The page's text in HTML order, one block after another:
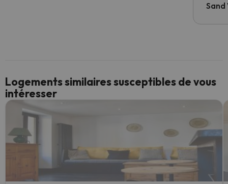
Sand
Logements similaires susceptibles de vous
intéresser